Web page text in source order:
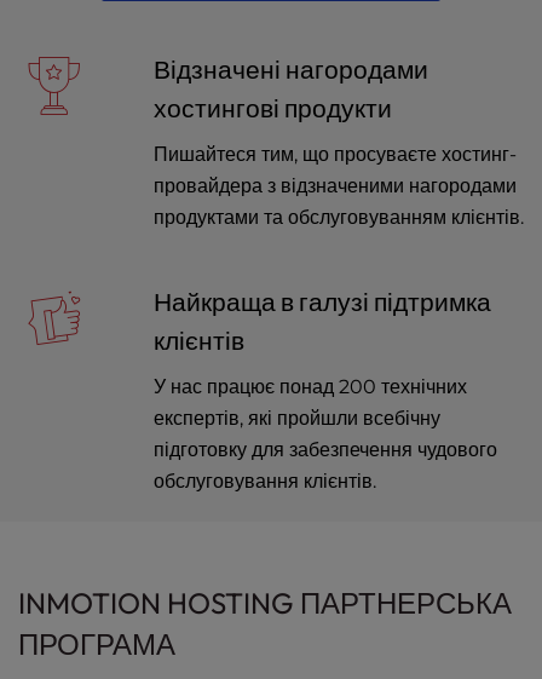
Відзначені нагородами
хостингові продукти
Пишайтеся тим, що просуваєте хостинг-
провайдера з відзначеними нагородами
продуктами та обслуговуванням клієнтів.
Найкраща в галузі підтримка
клієнтів
У нас працює понад 200 технічних
експертів, які пройшли всебічну
підготовку для забезпечення чудового
обслуговування клієнтів.
INMOTION HOSTING ПАРТНЕРСЬКА
ПРОГРАМА